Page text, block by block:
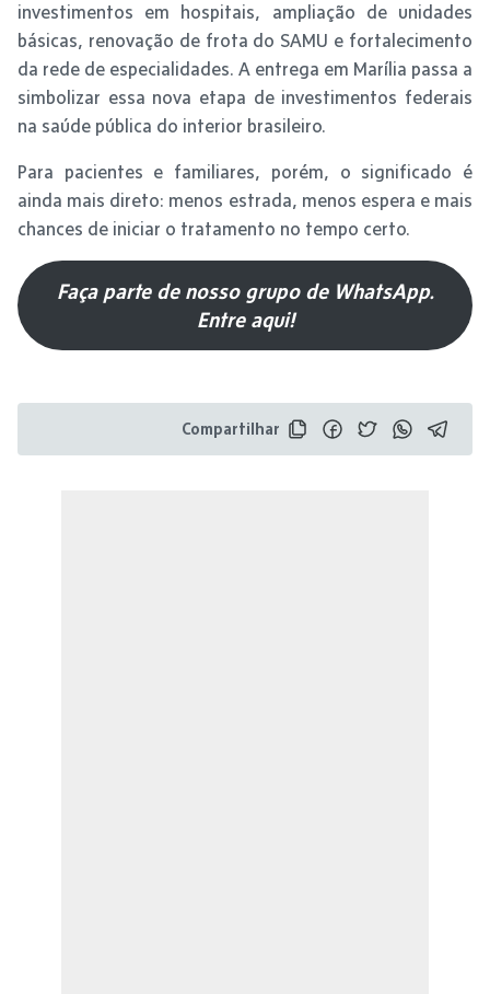
investimentos em hospitais, ampliação de unidades
básicas, renovação de frota do SAMU e fortalecimento
da rede de especialidades. A entrega em Marília passa a
simbolizar essa nova etapa de investimentos federais
na saúde pública do interior brasileiro.
Para pacientes e familiares, porém, o significado é
ainda mais direto: menos estrada, menos espera e mais
chances de iniciar o tratamento no tempo certo.
Faça parte de nosso grupo de WhatsApp.
Entre aqui!
Compartilhar